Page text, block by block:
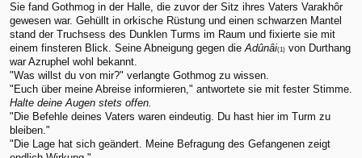
Sie fand Gothmog in der Halle, die zuvor der Sitz ihres Vaters Varakhôr
gewesen war. Gehüllt in orkische Rüstung und einen schwarzen Mantel
stand der Truchsess des Dunklen Turms im Raum und fixierte sie mit
einem finsteren Blick. Seine Abneigung gegen dieAdûnâi(1) von Durthang
war Azruphel wohl bekannt.
"Was willst du von mir?" verlangte Gothmog zu wissen.
"Euch über meine Abreise informieren," antwortete sie mit fester Stimme.
Halte deine Augen stets offen.
"Die Befehle deines Vaters waren eindeutig. Du hast hier im Turm zu
bleiben."
"Die Lage hat sich geändert. Meine Befragung des Gefangenen zeigt